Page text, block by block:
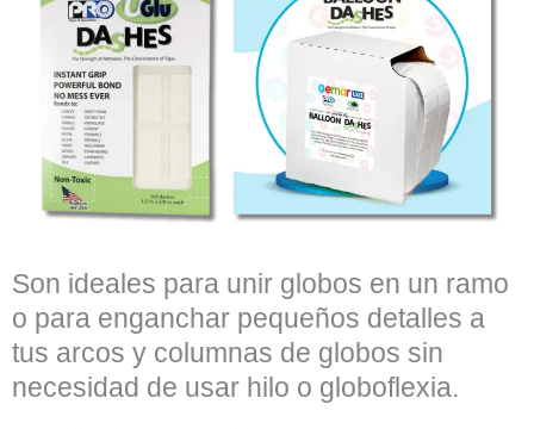
Son ideales para unir globos en un ramo
o para enganchar pequeños detalles a
tus arcos y columnas de globos sin
necesidad de usar hilo o globoflexia.